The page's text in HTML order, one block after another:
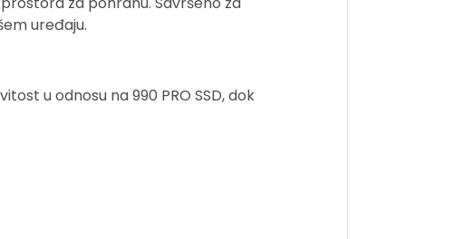
uređaju.
u odnosu na 990 PRO SSD, dok